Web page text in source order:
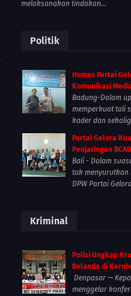
melaksanakan tindakan...
Politik
Humas Partai
Komunikasi
Badung-Dalam
memperkuat tali
kader dan
Partai Gelora
Penjaringan BCAD
Bali - Dalam
tak menyurutkan
DPW Partai
Kriminal
Polisi Ungkap
Belanda di
Denpasar —
menggelar